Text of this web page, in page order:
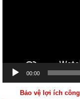
00:00
Bảo vệ lợi ích công